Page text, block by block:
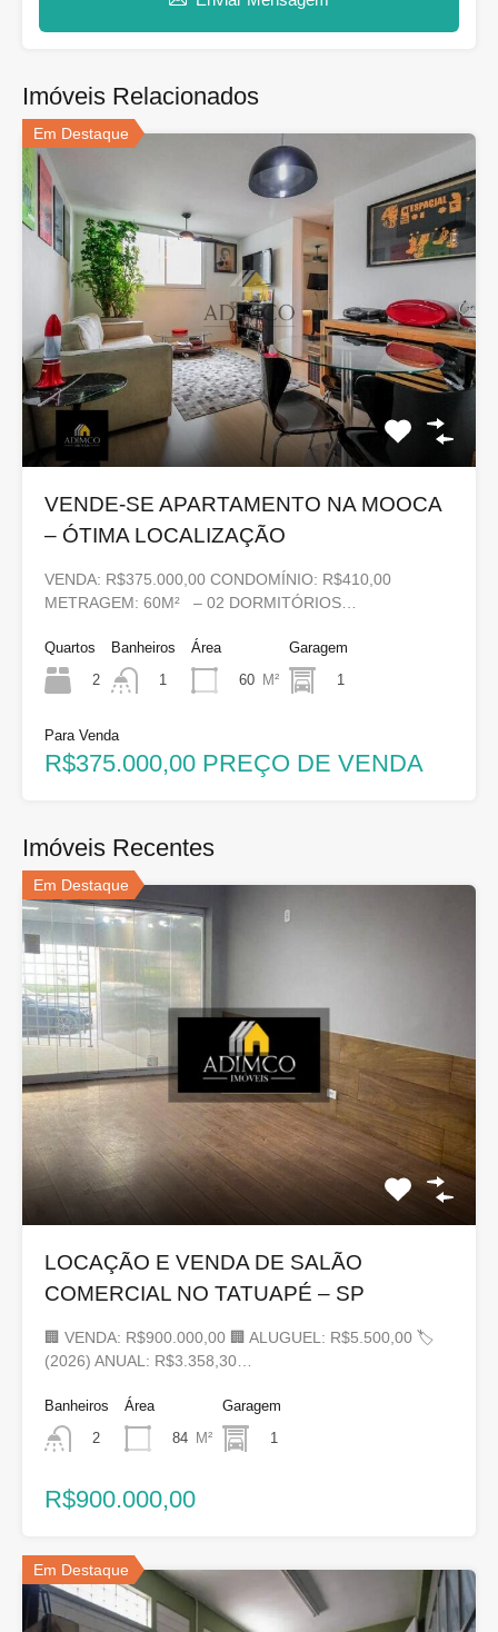
Imóveis Relacionados
Em Destaque
VENDE-SE APARTAMENTO NA MOOCA
– ÓTIMA LOCALIZAÇÃO
VENDA: R$375.000,00 CONDOMÍNIO: R$410,00
METRAGEM: 60M² – 02 DORMITÓRIOS…
Quartos
2
Banheiros
1
Área
60 M²
Garagem
1
Para Venda
R$375.000,00 PREÇO DE VENDA
Imóveis Recentes
Em Destaque
LOCAÇÃO E VENDA DE SALÃO
COMERCIAL NO TATUAPÉ – SP
🏢 VENDA: R$900.000,00 🏢 ALUGUEL: R$5.500,00 🏷
(2026) ANUAL: R$3.358,30…
Banheiros
2
Área
84 M²
Garagem
1
R$900.000,00
Em Destaque